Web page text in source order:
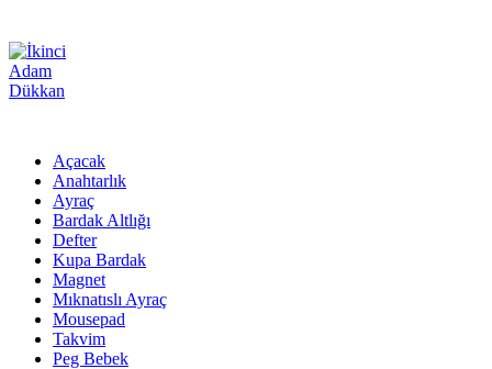
Açacak
Anahtarlık
Ayraç
Bardak Altlığı
Defter
Kupa Bardak
Magnet
Mıknatıslı Ayraç
Mousepad
Takvim
Peg Bebek